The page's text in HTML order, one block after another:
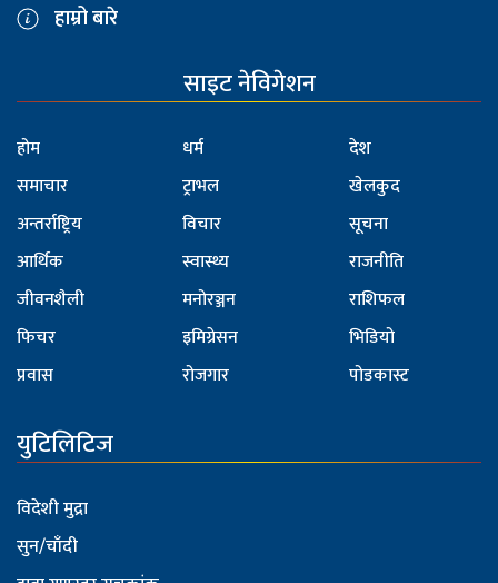
हाम्रो बारे
साइट नेविगेशन
होम
समाचार
अन्तर्राष्ट्रिय
आर्थिक
जीवनशैली
फिचर
प्रवास
धर्म
ट्राभल
विचार
स्वास्थ्य
मनोरञ्जन
इमिग्रेसन
रोजगार
देश
खेलकुद
सूचना
राजनीति
राशिफल
भिडियो
पोडकास्ट
युटिलिटिज
विदेशी मुद्रा
सुन/चाँदी